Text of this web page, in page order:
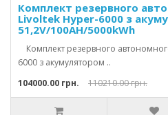
Комплект резервного
Livoltek Hyper-6000 з
51,2V/100AH/5000kWh
Комплект резервного
6000 з акумулятором ..
104000.00 грн. 110210.00 грн.